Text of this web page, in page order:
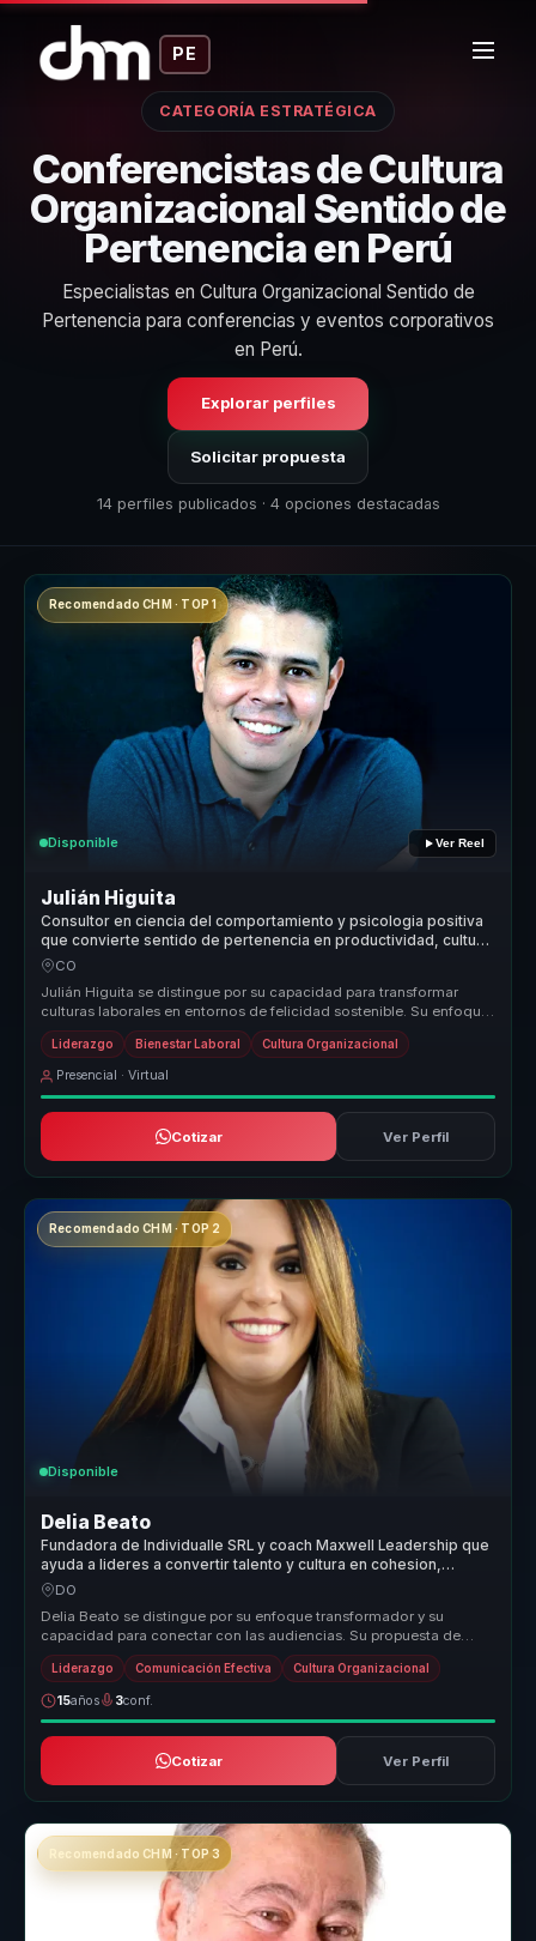
PE
CATEGORÍA ESTRATÉGICA
Conferencistas de Cultura
Organizacional Sentido de
Pertenencia en Perú
Especialistas en Cultura Organizacional Sentido de
Pertenencia para conferencias y eventos corporativos
en Perú.
Explorar perfiles
Solicitar propuesta
14 perfiles publicados · 4 opciones destacadas
Recomendado CHM · TOP 1
Disponible Ver Reel
Julián Higuita
Consultor en ciencia del comportamiento y psicologia positiva
que convierte sentido de pertenencia en productividad, cultura
y cohesión para equipos.
CO
Julián Higuita se distingue por su capacidad para transformar
culturas laborales en entornos de felicidad sostenible. Su enfoque
único co...
Liderazgo Bienestar Laboral Cultura Organizacional
Presencial · Virtual
Cotizar Ver Perfil
Recomendado CHM · TOP 2
Disponible
Delia Beato
Fundadora de Individualle SRL y coach Maxwell Leadership que
ayuda a lideres a convertir talento y cultura en cohesion,
liderazgo y pertenencia.
DO
Delia Beato se distingue por su enfoque transformador y su
capacidad para conectar con las audiencias. Su propuesta de
valor radica en su...
Liderazgo Comunicación Efectiva Cultura Organizacional
15años 3conf.
Cotizar Ver Perfil
Recomendado CHM · TOP 3